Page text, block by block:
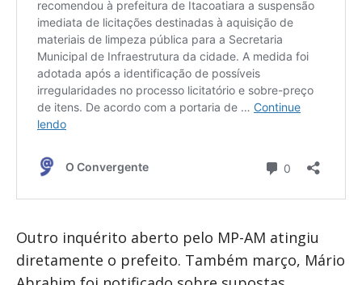
Outro inquérito aberto pelo MP-AM atingiu
diretamente o prefeito. Também março, Mário